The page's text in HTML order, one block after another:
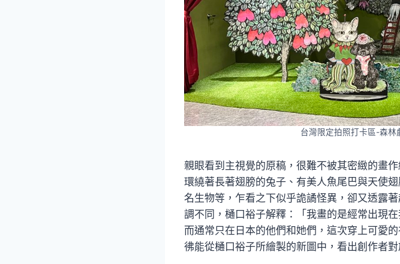
台灣限定拍照打卡區-森林
親眼看到主視覺的原稿，很難不被其密緻的畫
環繞著長著翅膀的兔子、有美人魚尾巴與天使
名生物等，乍看之下似乎詭譎怪異，卻又透露
調不同，樋口裕子解釋：「我畫的是經常出現
而通常只在日本的他們和她們，這次穿上可愛
彿能從樋口裕子所繪製的新圖中，看出創作者